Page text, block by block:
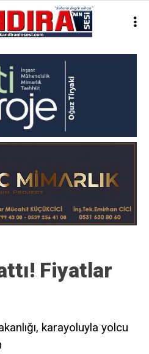
Fiyatlar
karayoluyla yolcu